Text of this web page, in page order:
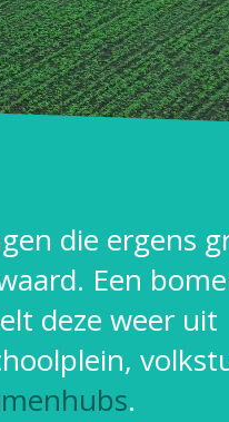
die ergens
Een
deze weer uit
.